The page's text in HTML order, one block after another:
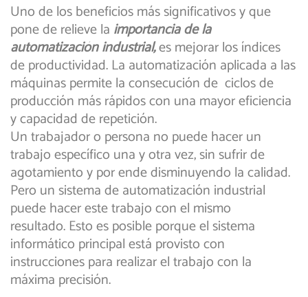
Uno de los beneficios más significativos y que
pone de relieve la importancia de la
automatización industrial,es mejorar los índices
de productividad. La automatización aplicada a las
máquinas permite la consecución de ciclos de
producción más rápidos con una mayor eficiencia
y capacidad de repetición.
Un trabajador o persona no puede hacer un
trabajo específico una y otra vez, sin sufrir de
agotamiento y por ende disminuyendo la calidad.
Pero un sistema de automatización industrial
puede hacer este trabajo con el mismo
resultado. Esto es posible porque el sistema
informático principal está provisto con
instrucciones para realizar el trabajo con la
máxima precisión.